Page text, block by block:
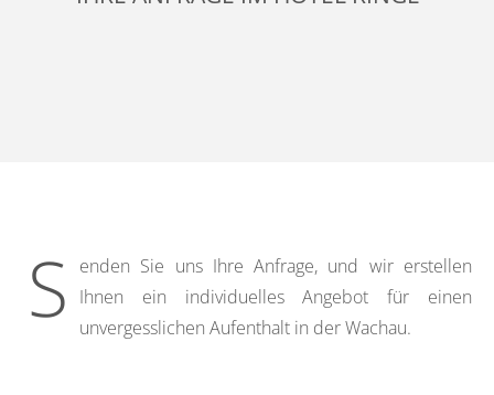
S
enden Sie uns Ihre Anfrage, und wir erstellen
Ihnen ein individuelles Angebot für einen
unvergesslichen Aufenthalt in der Wachau.